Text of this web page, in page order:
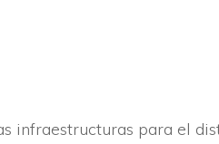
infraestructuras para el